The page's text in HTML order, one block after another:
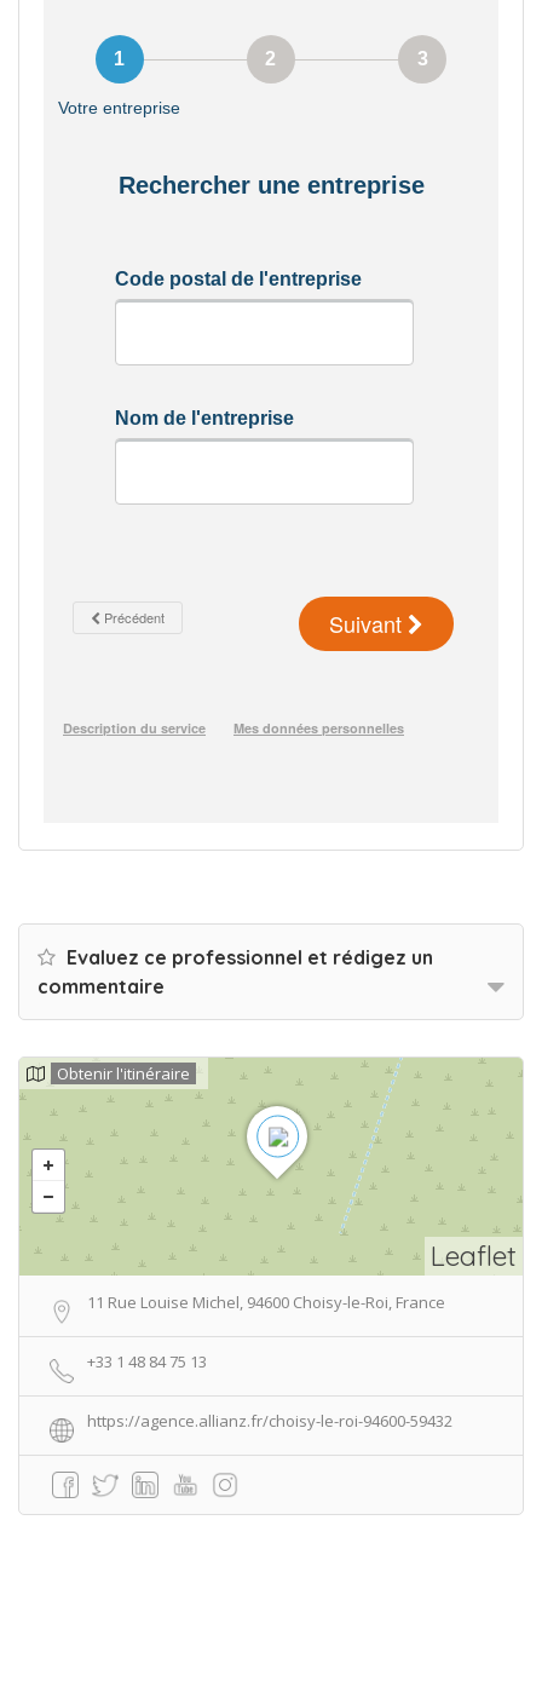
Evaluez ce professionnel et rédigez un
commentaire
Leaflet
Obtenir l'itinéraire
11 Rue Louise Michel, 94600 Choisy-le-Roi, France
+33 1 48 84 75 13
https://agence.allianz.fr/choisy-le-roi-94600-59432